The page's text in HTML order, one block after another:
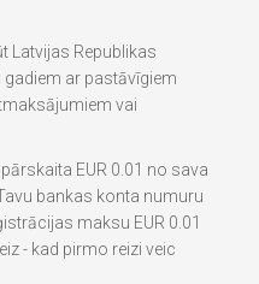
Latvijas Republikas
ar pastāvīgiem
vai
EUR 0.01 no sava
bankas konta numuru
maksu EUR 0.01
- kad pirmo reizi veic